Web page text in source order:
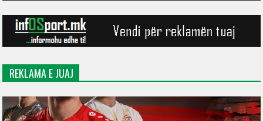
REKLAMA E JUAJ